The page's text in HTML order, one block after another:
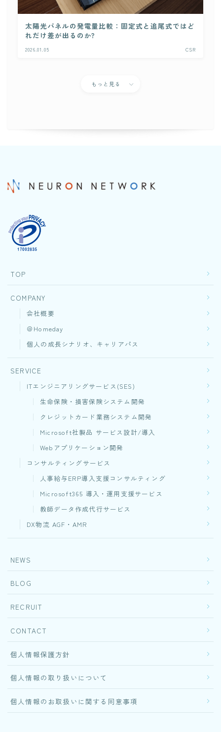
太陽光パネルの発電量比較：固定式と追尾式ではど
れだけ差が出るのか?
2026.01.05 CSR
もっと見る
TOP
COMPANY
会社概要
＠Homeday
個人の成長シナリオ、キャリアパス
SERVICE
ITエンジニアリングサービス(SES)
生命保険・損害保険システム開発​
クレジットカード業務システム開発
Microsoft社製品 サービス設計/導入
Webアプリケーション開発​
コンサルティングサービス
人事給与ERP導入支援コンサルティング
Microsoft365 導入・運用支援サービス
教師データ作成代行サービス
DX物流 AGF・AMR
NEWS
BLOG
RECRUIT
CONTACT
個人情報保護方針
個人情報の取り扱いについて
個人情報のお取扱いに関する同意事項